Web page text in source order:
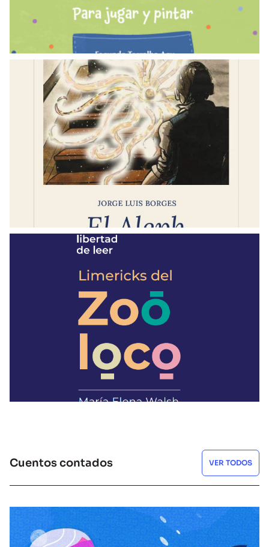
LIBROS
El Aleph
LEER
LIBROS
Limericks del Zoo loco
LEER
Cuentos contados VER TODOS